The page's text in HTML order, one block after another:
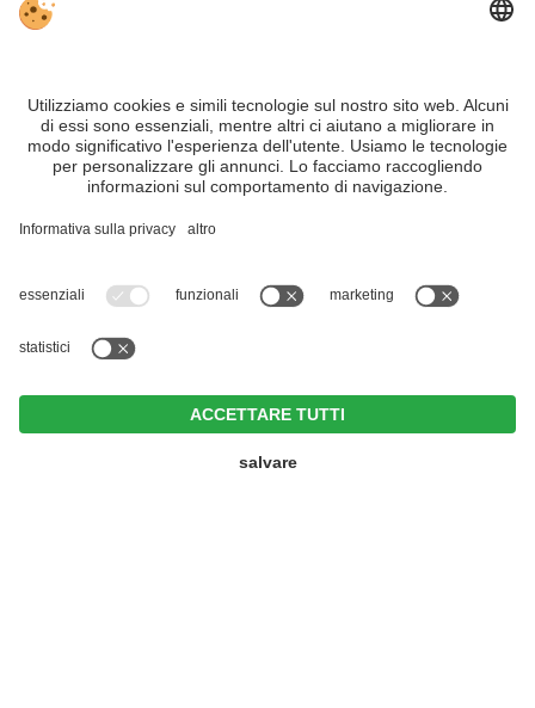
Webcam
Informazioni utili
VIVOSüdtirol è il portale di viaggio per chi desidera vivere il